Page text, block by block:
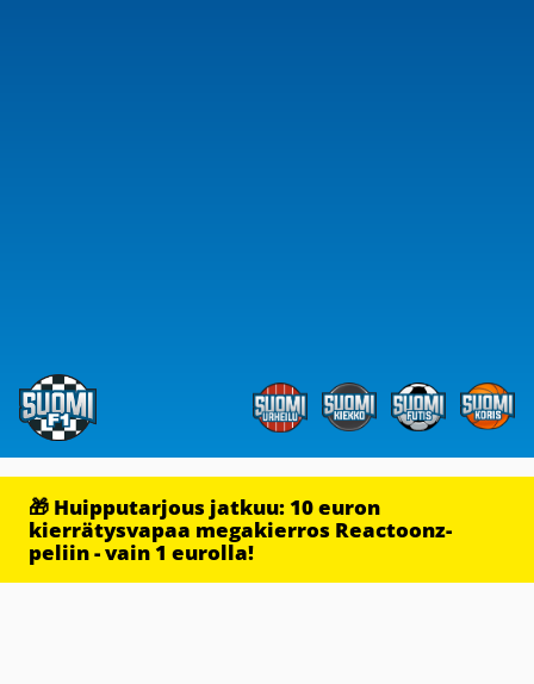
🎁 Huipputarjous jatkuu: 10 euron
kierrätysvapaa megakierros Reactoonz-
peliin - vain 1 eurolla!